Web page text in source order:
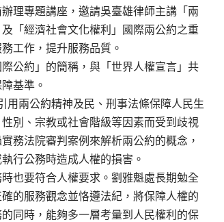
辦理專題講座，邀請吳臺雄律師主講「兩
「經濟社會文化權利」國際兩公約之重
工作，提升服務品質。
公約」的簡稱，與「世界人權宣言」共
基準。
用兩公約精神及民、刑事法條保障人民生
別、宗教或社會階級等因素而受到歧視
務法院審判案例來解析兩公約的概念，
行公務時造成人權的損害。
也要符合人權要求。劉雅魁處長期勉全
的服務觀念並恪遵法紀，將保障人權的
同時，能夠多一層考量到人民權利的保